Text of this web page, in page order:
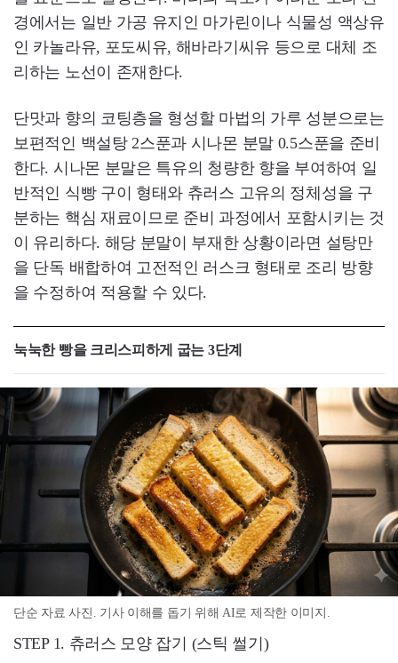
경에서는 일반 가공 유지인 마가린이나 식물성 액상유
인 카놀라유, 포도씨유, 해바라기씨유 등으로 대체 조
리하는 노선이 존재한다.
단맛과 향의 코팅층을 형성할 마법의 가루 성분으로는
보편적인 백설탕 2스푼과 시나몬 분말 0.5스푼을 준비
한다. 시나몬 분말은 특유의 청량한 향을 부여하여 일
반적인 식빵 구이 형태와 츄러스 고유의 정체성을 구
분하는 핵심 재료이므로 준비 과정에서 포함시키는 것
이 유리하다. 해당 분말이 부재한 상황이라면 설탕만
을 단독 배합하여 고전적인 러스크 형태로 조리 방향
을 수정하여 적용할 수 있다.
눅눅한 빵을 크리스피하게 굽는 3단계
단순 자료 사진. 기사 이해를 돕기 위해 AI로 제작한 이미지.
STEP 1. 츄러스 모양 잡기 (스틱 썰기)